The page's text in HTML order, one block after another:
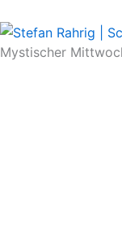
Mystischer